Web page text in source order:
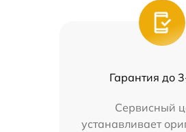
Гарантия до
Сервисный
устанавливает